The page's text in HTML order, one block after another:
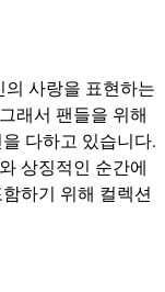
의 사랑을 표현하는
래서 팬들을 위해
다하고 있습니다.
상징적인 순간에
하기 위해 컬렉션